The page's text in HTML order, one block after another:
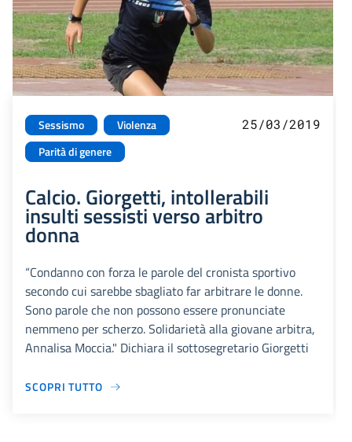
Sessismo
Violenza
Parità di genere
25/03/2019
Calcio. Giorgetti, intollerabili
insulti sessisti verso arbitro
donna
“Condanno con forza le parole del cronista sportivo
secondo cui sarebbe sbagliato far arbitrare le donne.
Sono parole che non possono essere pronunciate
nemmeno per scherzo. Solidarietà alla giovane arbitra,
Annalisa Moccia." Dichiara il sottosegretario Giorgetti
SCOPRI TUTTO